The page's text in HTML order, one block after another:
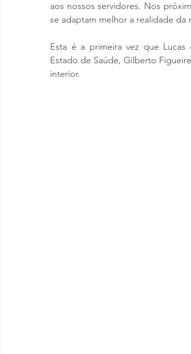
aos nossos servidores. Nos
se adaptam melhor a realidade da
Esta é a primeira vez que
Estado de Saúde, Gilberto
interior.